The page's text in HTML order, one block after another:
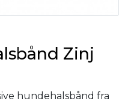
Zinj
hundehalsbånd fra